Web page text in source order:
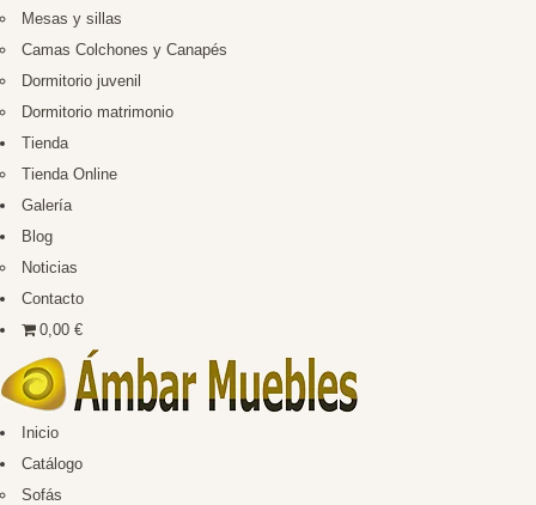
Mesas y sillas
Camas Colchones y Canapés
Dormitorio juvenil
Dormitorio matrimonio
Tienda
Tienda Online
Galería
Blog
Noticias
Contacto
0,00 €
Inicio
Catálogo
Sofás